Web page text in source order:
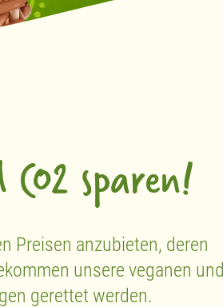
sparen!
Preisen anzubieten, deren
unsere veganen und
gerettet werden.